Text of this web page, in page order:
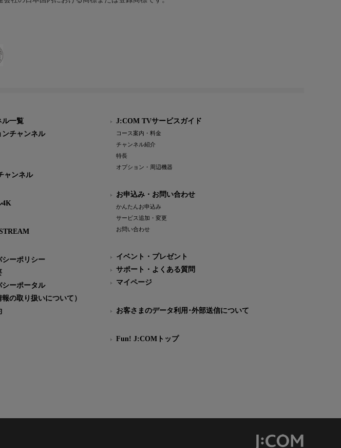
ル一覧
ンチャンネル
ャンネル
4K
シーポリシー
シーポータル
報の取り扱いについて）
J:COM TVサービスガイド
コース案内・料金
チャンネル紹介
特長
オプション・周辺機器
お申込み・お問い合わせ
かんたんお申込み
サービス追加・変更
お問い合わせ
イベント・プレゼント
サポート・よくある質問
マイページ
お客さまのデータ利用･外部送信について
Fun! J:COMトップ